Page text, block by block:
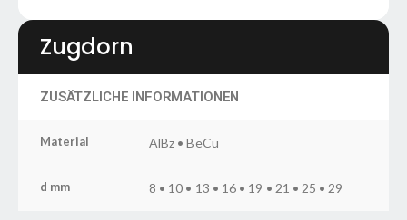
Zugdorn
ZUSÄTZLICHE INFORMATIONEN
Material AlBz • BeCu
d mm 8 • 10 • 13 • 16 • 19 • 21 • 25 • 29